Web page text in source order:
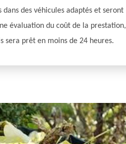
des véhicules adaptés et seront
évaluation du coût de la prestation,
sera prêt en moins de 24 heures.